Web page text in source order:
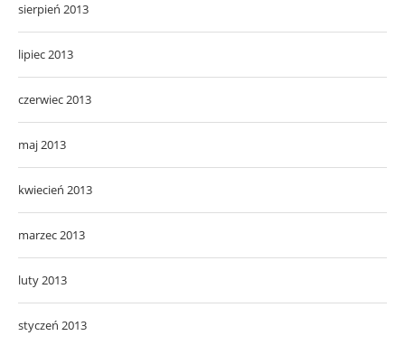
sierpień 2013
lipiec 2013
czerwiec 2013
maj 2013
kwiecień 2013
marzec 2013
luty 2013
styczeń 2013